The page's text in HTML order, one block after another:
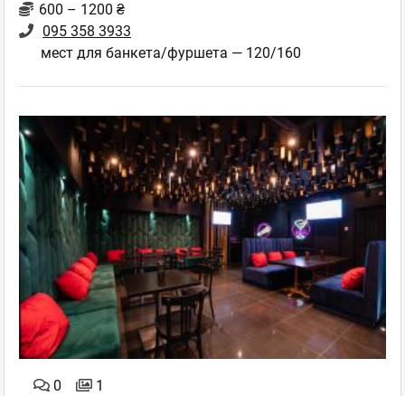
600 – 1200 ₴
095 358 3933
мест для банкета/фуршета — 120/160
0 1